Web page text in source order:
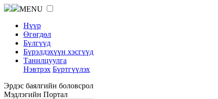
MENU
Нүүр
Өгөгдөл
Бүлгүүд
Бүрэлдэхүүн хэсгүүд
Танилцуулга
Нэвтрэх Бүртгүүлэх
Эрдэс баялгийн боловсрол
Мэдлэгийн Портал